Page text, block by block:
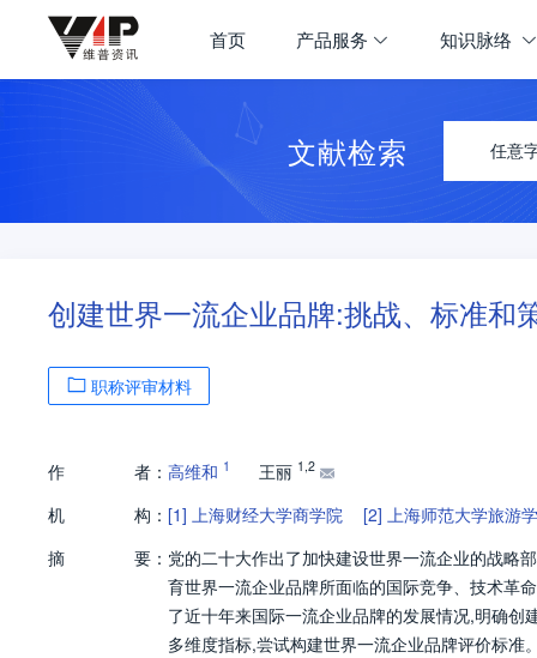
首页 产品服务 知识脉络
文献检索 任意
创建世界一流企业品牌:挑战、标准和
职称评审材料
作 者： 高维和 1 王丽 1 ,2
机 构： [1] 上海财经大学商学院 [2] 上海师范大学旅游
摘
要： 党的二十大作出了加快建设世界一流企业的战略
育世界一流企业品牌所面临的国际竞争、技术革
了近十年来国际一流企业品牌的发展情况,明确
多维度指标,尝试构建世界一流企业品牌评价标